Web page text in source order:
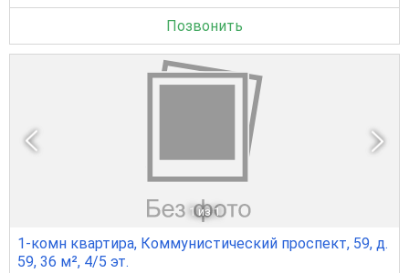
Позвонить
1 из 1
1-комн квартира, Коммунистический проспект, 59, д.
59, 36 м², 4/5 эт.